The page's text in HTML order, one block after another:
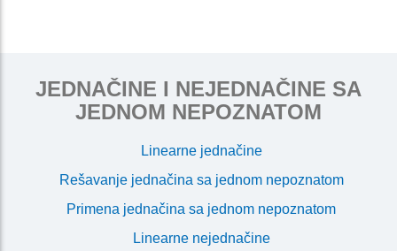
JEDNAČINE I NEJEDNAČINE SA
JEDNOM NEPOZNATOM
Linearne jednačine
Rešavanje jednačina sa jednom nepoznatom
Primena jednačina sa jednom nepoznatom
Linearne nejednačine